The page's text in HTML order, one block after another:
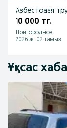
Азбестоаая
10 000 тг.
Пригородное
2026 ж. 02 тамыз
Ұқсас